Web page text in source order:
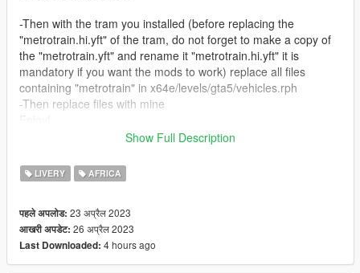
-Then with the tram you installed (before replacing the
"metrotrain.hi.yft" of the tram, do not forget to make a copy of
the "metrotrain.yft" and rename it "metrotrain.hi.yft" it is
mandatory if you want the mods to work) replace all files
containing "metrotrain" in x64e/levels/gta5/vehicles.rph
-Then replace files with mine
Francais :
Credit :
@FluffyDevs pour le tram
Comment l'installer :
-D'abord installer : https://www.gta5-mods.com/vehicles/danish-
Show Full Description
LIVERY AFRICA
पहले अपलोड: 23 अप्रैल 2023
आखरी अपडेट: 26 अप्रैल 2023
Last Downloaded: 4 hours ago